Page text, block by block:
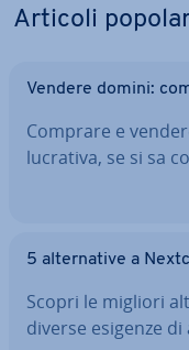
Articoli
Vendere domini:
Comprare e
lucrativa, se si sa
5 al­ter­na­ti­ve a
Scopri le migliori
diverse esigenze